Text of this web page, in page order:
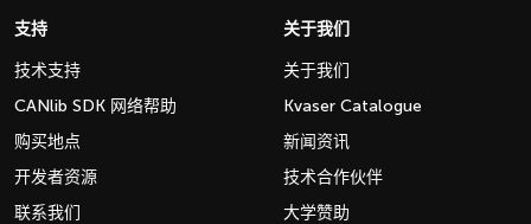
支持
技术支持
CANlib SDK 网络帮助
购买地点
开发者资源
联系我们
关于我们
关于我们
Kvaser Catalogue
新闻资讯
技术合作伙伴
大学赞助